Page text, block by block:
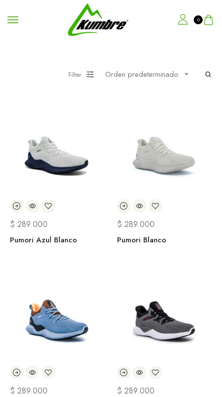
0
Filter Orden predeterminado
$ 289.000
Pumori Azul Blanco
$ 289.000
Pumori Blanco
$ 289.000 $ 289.000